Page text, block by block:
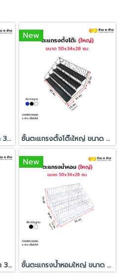
ชั้นตะแกรงตั้งโต๊ะเล็ก ขนาด 30 x 34 x 28 cm.
New
ชั้นตะแกรงตั้งโต๊ะใหญ่ ขนาด 50 x 34 x 28 cm.
ชั้นตะแกรงน้ำหอมเล็ก ขนาด 30 x 34 x 28 cm.
New
ชั้นตะแกรงน้ำหอมใหญ่ ขนาด 50 x 34 x 28 cm.